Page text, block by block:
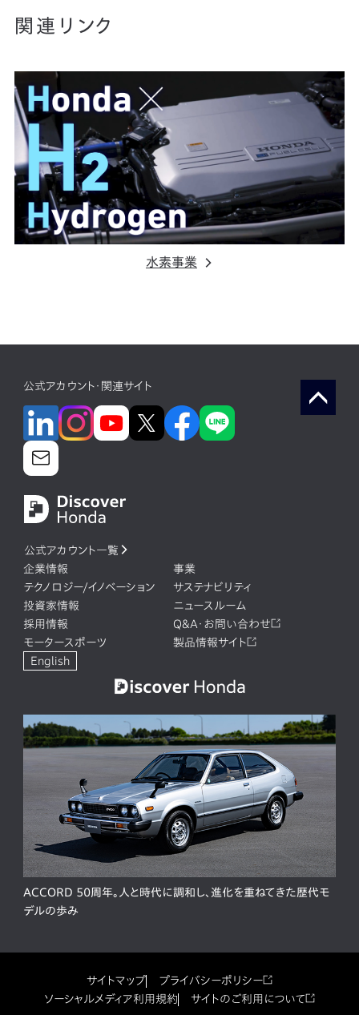
関連リンク
水素事業
公式アカウント・関連サイト
公式アカウント一覧
企業情報
事業
テクノロジー/イノベーション
サステナビリティ
投資家情報
ニュースルーム
採用情報
Q&A・お問い合わせ
モータースポーツ
製品情報サイト
English
ACCORD 50周年。人と時代に調和し、進化を重ねてきた歴代モ
デルの歩み
サイトマップ
プライバシーポリシー
ソーシャルメディア利用規約
サイトのご利用について